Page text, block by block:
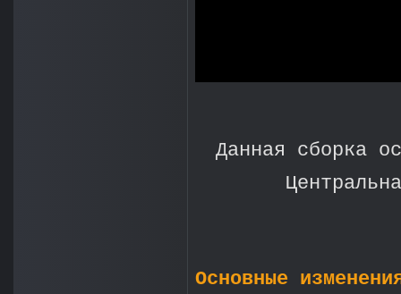
Данная сборка
Основные